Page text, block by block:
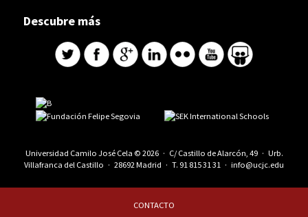
Descubre más
Universidad Camilo José Cela © 2026 · C/ Castillo de Alarcón, 49 · Urb.
Villafranca del Castillo · 28692 Madrid · T. 91 815 31 31 · info@ucjc.edu
CONTACTO